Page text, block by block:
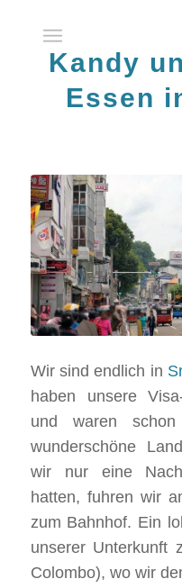
Kandy
Essen
Wir sind endlich in
haben unsere
und waren
wunderschöne
wir nur eine
hatten, fuhren wir
zum Bahnhof. Ein
unserer Unterkunft
Colombo), wo wir